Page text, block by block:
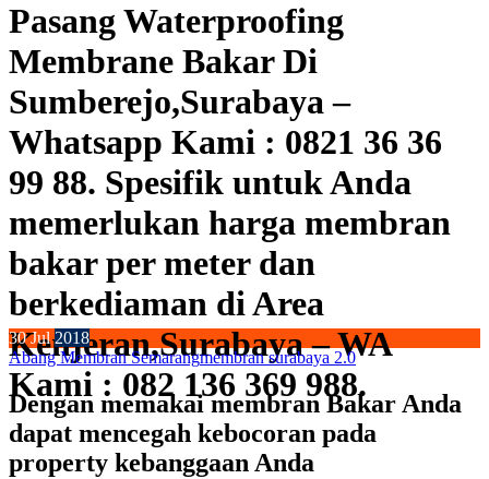
Pasang Waterproofing
Membrane Bakar Di
Sumberejo,Surabaya –
Whatsapp Kami : 0821 36 36
99 88. Spesifik untuk Anda
memerlukan harga membran
bakar per meter dan
berkediaman di Area
Kenjeran,Surabaya – WA
Kami : 082 136 369 988.
30Jul2018
Abang Membran Semarangmembran surabaya 2.0
Dengan memakai membran Bakar Anda
dapat mencegah kebocoran pada
property kebanggaan Anda